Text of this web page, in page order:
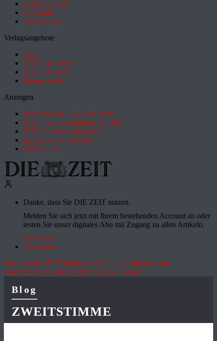
academics.com
GoodJobs
e-fellows.net
Verlagsangebote
Abo
ZEIT Akademie
ZEIT REISEN
Partnersuche
Anzeigen
Most Wanted Employer 2026
How it works: Studium und Job
ZEIT Forschungskosmos
Deutsches Schulportal
ZEIT für X
Danke, dass Sie DIE ZEIT nutzen.
Melden Sie sich jetzt mit Ihrem bestehenden Account an oder
testen Sie unser digitales Abo mit Zugang zu allen Artikeln.
Abo testen
Anmelden
Die aktuelle ZEITDrohnenvorfall in LeipzigHitze und
Dürre"Deutschland spricht"Aktuelle Themen
Blog
ZWEITSTIMME